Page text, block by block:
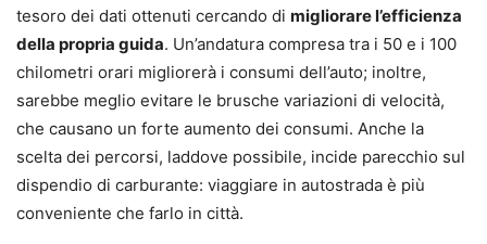
tesoro dei dati ottenuti cercando di migliorare l’efficienza
della propria guida. Un’andatura compresa tra i 50 e i 100
chilometri orari migliorerà i consumi dell’auto; inoltre,
sarebbe meglio evitare le brusche variazioni di velocità,
che causano un forte aumento dei consumi. Anche la
scelta dei percorsi, laddove possibile, incide parecchio sul
dispendio di carburante: viaggiare in autostrada è più
conveniente che farlo in città.